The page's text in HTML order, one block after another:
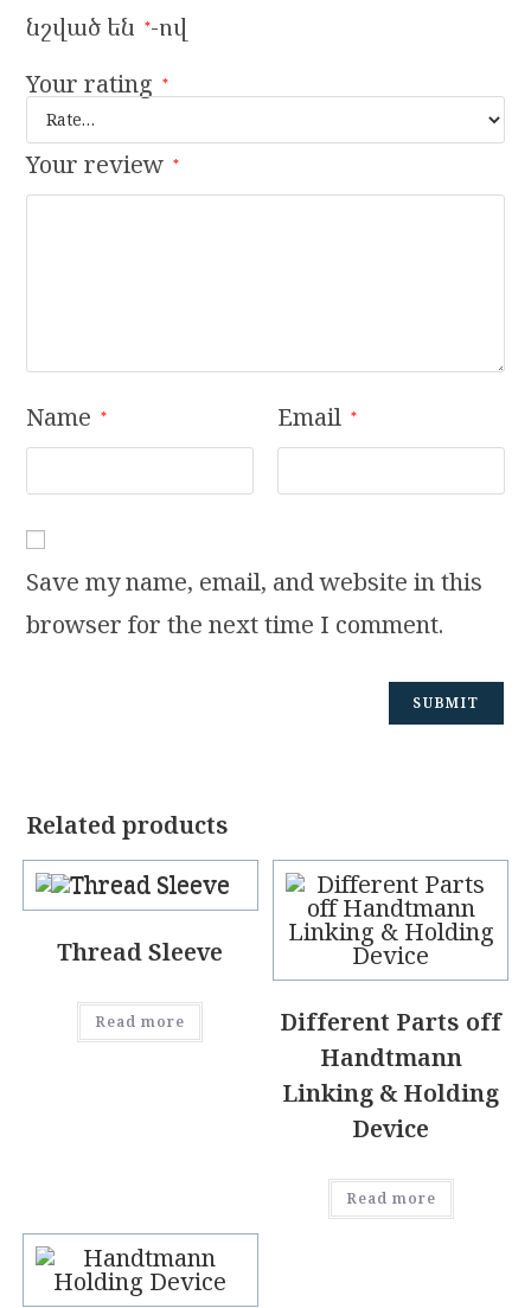
նշված են
*-ով
Your rating
*
Your review *
Name * Email *
Save my name, email, and website in this
browser for the next time I comment.
Related products
Thread Sleeve
Read more
Different Parts off
Handtmann
Linking & Holding
Device
Read more